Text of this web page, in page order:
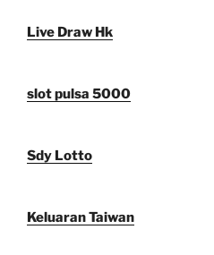
Live Draw Hk
slot pulsa 5000
Sdy Lotto
Keluaran Taiwan